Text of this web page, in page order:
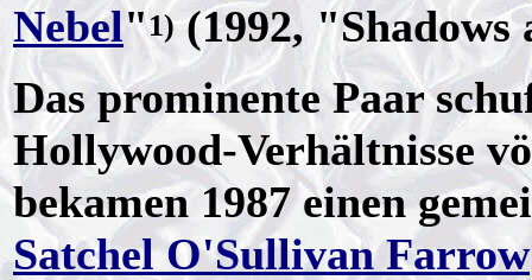
Nebel"1)(1992, "Shadows
Das prominente Paar
Hollywood-Verhältnisse
bekamen 1987 einen
Satchel O'Sullivan Farrow